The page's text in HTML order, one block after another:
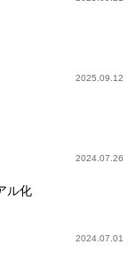
2025.09.12
2024.07.26
ル化
2024.07.01